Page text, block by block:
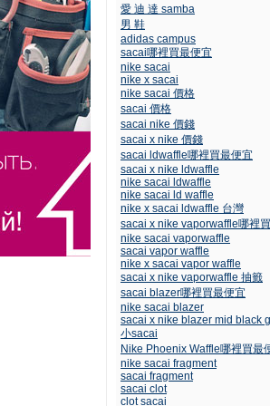
愛 迪 達 samba
男 鞋
adidas campus
sacai哪裡買最便宜
nike sacai
nike x sacai
nike sacai 價格
sacai 價格
sacai nike 價錢
sacai x nike 價錢
sacai ldwaffle哪裡買最便宜
sacai x nike ldwaffle
nike sacai ldwaffle
nike sacai ld waffle
nike x sacai ldwaffle 台灣
sacai x nike vaporwaffle哪裡
nike sacai vaporwaffle
sacai vapor waffle
nike x sacai vapor waffle
sacai x nike vaporwaffle 抽籤
sacai blazer哪裡買最便宜
nike sacai blazer
sacai x nike blazer mid black
小sacai
Nike Phoenix Waffle哪裡買最
nike sacai fragment
sacai fragment
sacai clot
clot sacai